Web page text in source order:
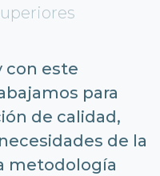
con este
para
de calidad,
de la
metodología